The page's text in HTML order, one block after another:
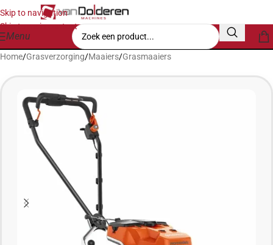
Skip to navigation
Skip to main content
Menu
Home/Grasverzorging/Maaiers/Grasmaaiers